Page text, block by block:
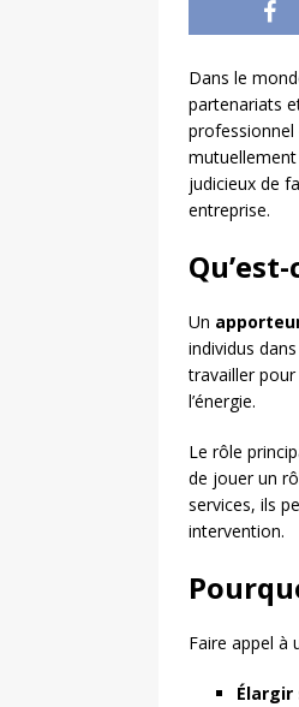
Dans le
partenariats
judicieux de
entreprise.
Un
individus
travailler
l’énergie.
Le rôle
de jouer un
services, ils
intervention.
Faire appel à
Élargir